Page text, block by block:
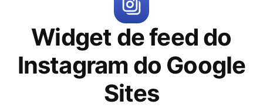
Widget de feed do
Instagram do Google
Sites